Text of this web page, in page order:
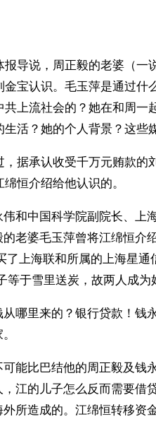
报导说，周正毅的老婆（一
金宝认识。毛玉萍是通过什
共上流社会的？她在和周一
生活？她的个人背景？这些
，据承认收受千万元贿款的
绵恒介绍给他认识的。
伟和中国科学院副院长、上
老婆毛玉萍曾将江绵恒介
了上海联和所属的上海星通
于雪里送炭，故两人成为
哪里来的？银行贷款！钱
能比巴结他的周正毅及钱
江的儿子怎么反而需要借
所造成的。江绵恒转移资